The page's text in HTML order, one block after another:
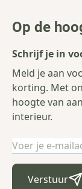
Op de
Schrijf je in
Meld je aan
korting. Met
hoogte van
interieur.
E-mailadres
Verstuur